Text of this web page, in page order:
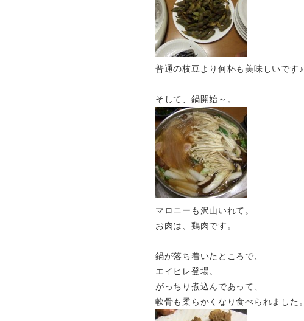
普通の枝豆より何杯も美味しいです♪
そして、鍋開始～。
マロニーも沢山いれて。
お肉は、鶏肉です。
鍋が落ち着いたところで、
エイヒレ登場。
がっちり煮込んであって、
軟骨も柔らかくなり食べられました。